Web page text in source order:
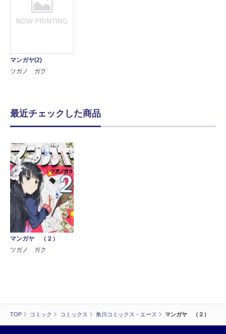
TOP コミック コミックス 角川コミックス・エース マンガヤ （２）
マンガヤ(2)
ツガノ ガク
最近チェックした商品
マンガヤ （２）
ツガノ ガク